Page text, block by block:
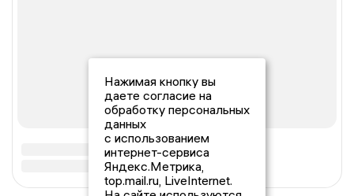
Нажимая кнопку вы
даете согласие на
обработку персональных
данных
с использованием
интернет-сервиса
Яндекс.Метрика,
top.mail.ru, LiveInternet.